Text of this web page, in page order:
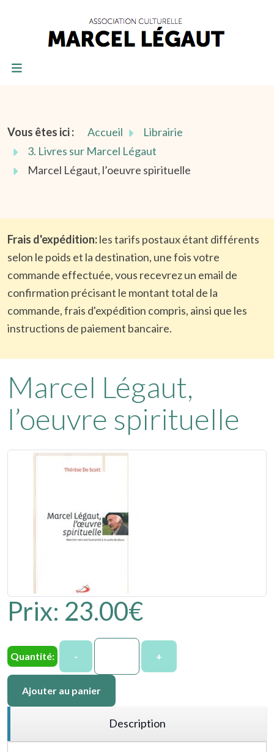
Vous êtes ici : Accueil
Librairie
3. Livres sur Marcel Légaut
Marcel Légaut, l’oeuvre spirituelle
Frais d'expédition:les tarifs postaux étant différents
selon le poids et la destination, une fois votre
commande effectuée, vous recevrez un email de
confirmation précisant le montant total de la
commande, frais d'expédition compris, ainsi que les
instructions de paiement bancaire.
Marcel Légaut,
l’oeuvre spirituelle
Prix: 23.00‎€
Quantité: - +
Ajouter au panier
Description